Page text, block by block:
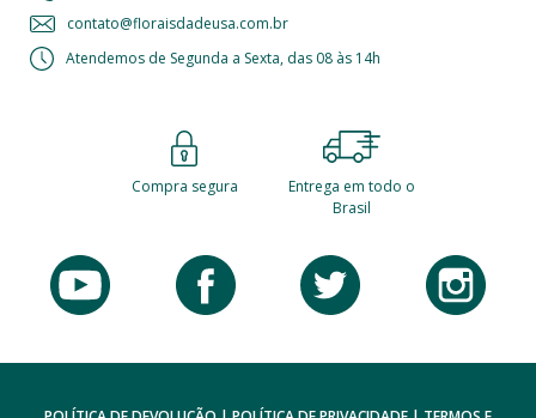
contato@floraisdadeusa.com.br
Atendemos de Segunda a Sexta, das 08 às 14h
Compra segura
Entrega em todo o
Brasil